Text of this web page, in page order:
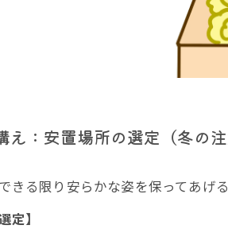
え：安置場所の選定（冬の注
きる限り安らかな姿を保ってあげ
定】